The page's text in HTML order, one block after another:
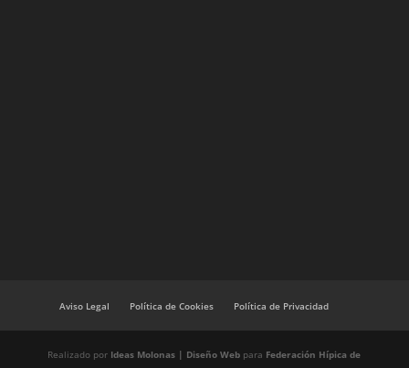
Aviso Legal Política de Cookies Política de Privacidad
Realizado por Ideas Molonas | Diseño Web para Federación Hípica de